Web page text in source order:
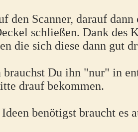
den Scanner, darauf
schließen. Dank des
die sich diese dann gut
Du ihn "nur" in
drauf bekommen.
benötigst braucht es